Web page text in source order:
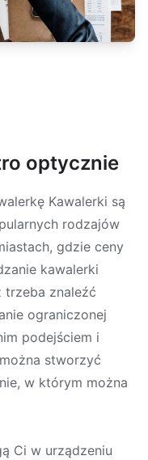
optycznie
Kawalerki są
rodzajów
gdzie ceny
kawalerki
trzeba znaleźć
ograniczonej
podejściem i
stworzyć
w którym można
Ci w urządzeniu